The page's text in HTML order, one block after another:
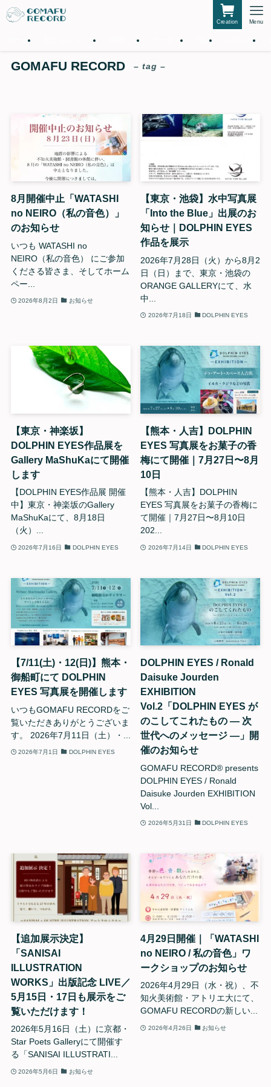
Creation Menu
ホーム 私たちについて 仲間たち サービス 作品 お知らせ
GOMAFU RECORD – tag –
8月開催中止「WATASHI
no NEIRO（私の音色）」
のお知らせ
いつも WATASHI no
NEIRO（私の音色） にご参加
くださる皆さま、そしてホーム
ペー...
2026年8月2日 お知らせ
【東京・池袋】水中写真展
「Into the Blue」出展のお
知らせ｜DOLPHIN EYES
作品を展示
2026年7月28日（火）から8月2
日（日）まで、東京・池袋の
ORANGE GALLERYにて、水
中...
2026年7月18日 DOLPHIN EYES
【東京・神楽坂】
DOLPHIN EYES作品展を
Gallery MaShuKaにて開催
します
【DOLPHIN EYES作品展 開催
中】東京・神楽坂のGallery
MaShuKaにて、8月18日
（火）...
2026年7月16日 DOLPHIN EYES
【熊本・人吉】DOLPHIN
EYES 写真展をお菓子の香
梅にて開催｜7月27日〜8月
10日
【熊本・人吉】DOLPHIN
EYES 写真展をお菓子の香梅に
て開催｜7月27日〜8月10日
202...
2026年7月14日 DOLPHIN EYES
【7/11(土)・12(日)】熊本・
御船町にて DOLPHIN
EYES 写真展を開催します
いつもGOMAFU RECORDをご
覧いただきありがとうございま
す。 2026年7月11日（土）・...
2026年7月1日 DOLPHIN EYES
DOLPHIN EYES / Ronald
Daisuke Jourden
EXHIBITION
Vol.2「DOLPHIN EYES が
のこしてこれたもの — 次
世代へのメッセージ —」開
催のお知らせ
GOMAFU RECORD®︎ presents
DOLPHIN EYES / Ronald
Daisuke Jourden EXHIBITION
Vol...
2026年5月31日 DOLPHIN EYES
【追加展示決定】
「SANISAI
ILLUSTRATION
WORKS」出版記念 LIVE／
5月15日・17日も展示をご
覧いただけます！
2026年5月16日（土）に京都・
Star Poets Galleryにて開催す
る「SANISAI ILLUSTRATI...
2026年5月6日 お知らせ
4月29日開催｜「WATASHI
no NEIRO / 私の音色」ワ
ークショップのお知らせ
2026年4月29日（水・祝）、不
知火美術館・アトリエ大にて、
GOMAFU RECORDの新しい...
2026年4月26日 お知らせ